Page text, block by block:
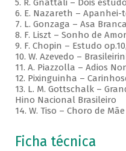
5. R. Gnattali – Dois
6. E. Nazareth – Apanhei-
7. L. Gonzaga – Asa Branca
8. F. Liszt – Sonho de
9. F. Chopin – Estudo
10. W. Azevedo –
11. A. Piazzolla – Adios
12. Pixinguinha –
13. L. M. Gottschalk –
Hino Nacional Brasileiro
14. W. Tiso – Choro de Mãe
Ficha técnica